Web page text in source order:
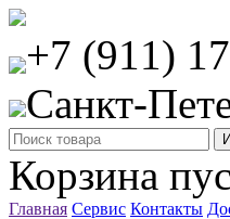
+7 (911)
Санкт-
Корзина
Главная Сервис Контакты